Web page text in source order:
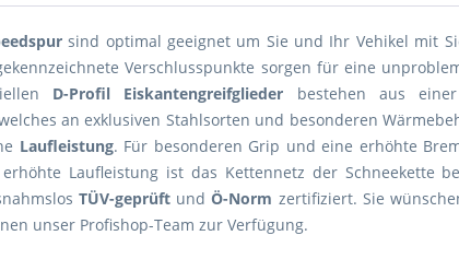
sind optimal geeignet um Sie und Ihr Vehikel mit
Verschlusspunkte sorgen für eine
D-Profil Eiskantengreifglieder bestehen aus
an exklusiven Stahlsorten und besonderen
Laufleistung. Für besonderen Grip und eine erhöhte
Laufleistung ist das Kettennetz der Schneekette
TÜV-geprüft undÖ-Norm zertifiziert. Sie
unser Profishop-Team zur Verfügung.